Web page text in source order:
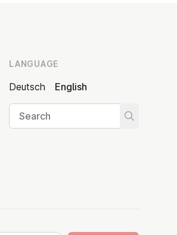
LANGUAGE
Deutsch
English
Search
Start